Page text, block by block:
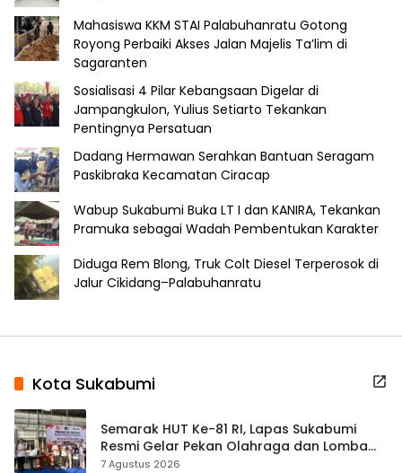
Mahasiswa KKM STAI Palabuhanratu Gotong
Royong Perbaiki Akses Jalan Majelis Ta’lim di
Sagaranten
Sosialisasi 4 Pilar Kebangsaan Digelar di
Jampangkulon, Yulius Setiarto Tekankan
Pentingnya Persatuan
Dadang Hermawan Serahkan Bantuan Seragam
Paskibraka Kecamatan Ciracap
Wabup Sukabumi Buka LT I dan KANIRA, Tekankan
Pramuka sebagai Wadah Pembentukan Karakter
Diduga Rem Blong, Truk Colt Diesel Terperosok di
Jalur Cikidang–Palabuhanratu
Kota Sukabumi
Semarak HUT Ke-81 RI, Lapas Sukabumi
Resmi Gelar Pekan Olahraga dan Lomba
Tradisional
7 Agustus 2026